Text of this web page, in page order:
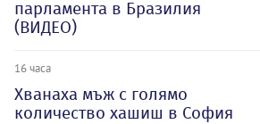
парламента в Бразилия
(ВИДЕО)
16 часа
Хванаха мъж с голямо
количество хашиш в София